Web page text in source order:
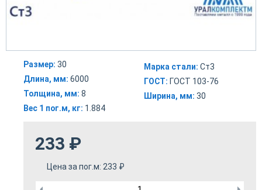
Размер: 30
Длина, мм: 6000
Толщина, мм: 8
Вес 1 пог.м, кг: 1.884
Марка стали: Ст3
ГОСТ: ГОСТ 103-76
Ширина, мм: 30
233 ₽
Цена за пог.м: 233 ₽